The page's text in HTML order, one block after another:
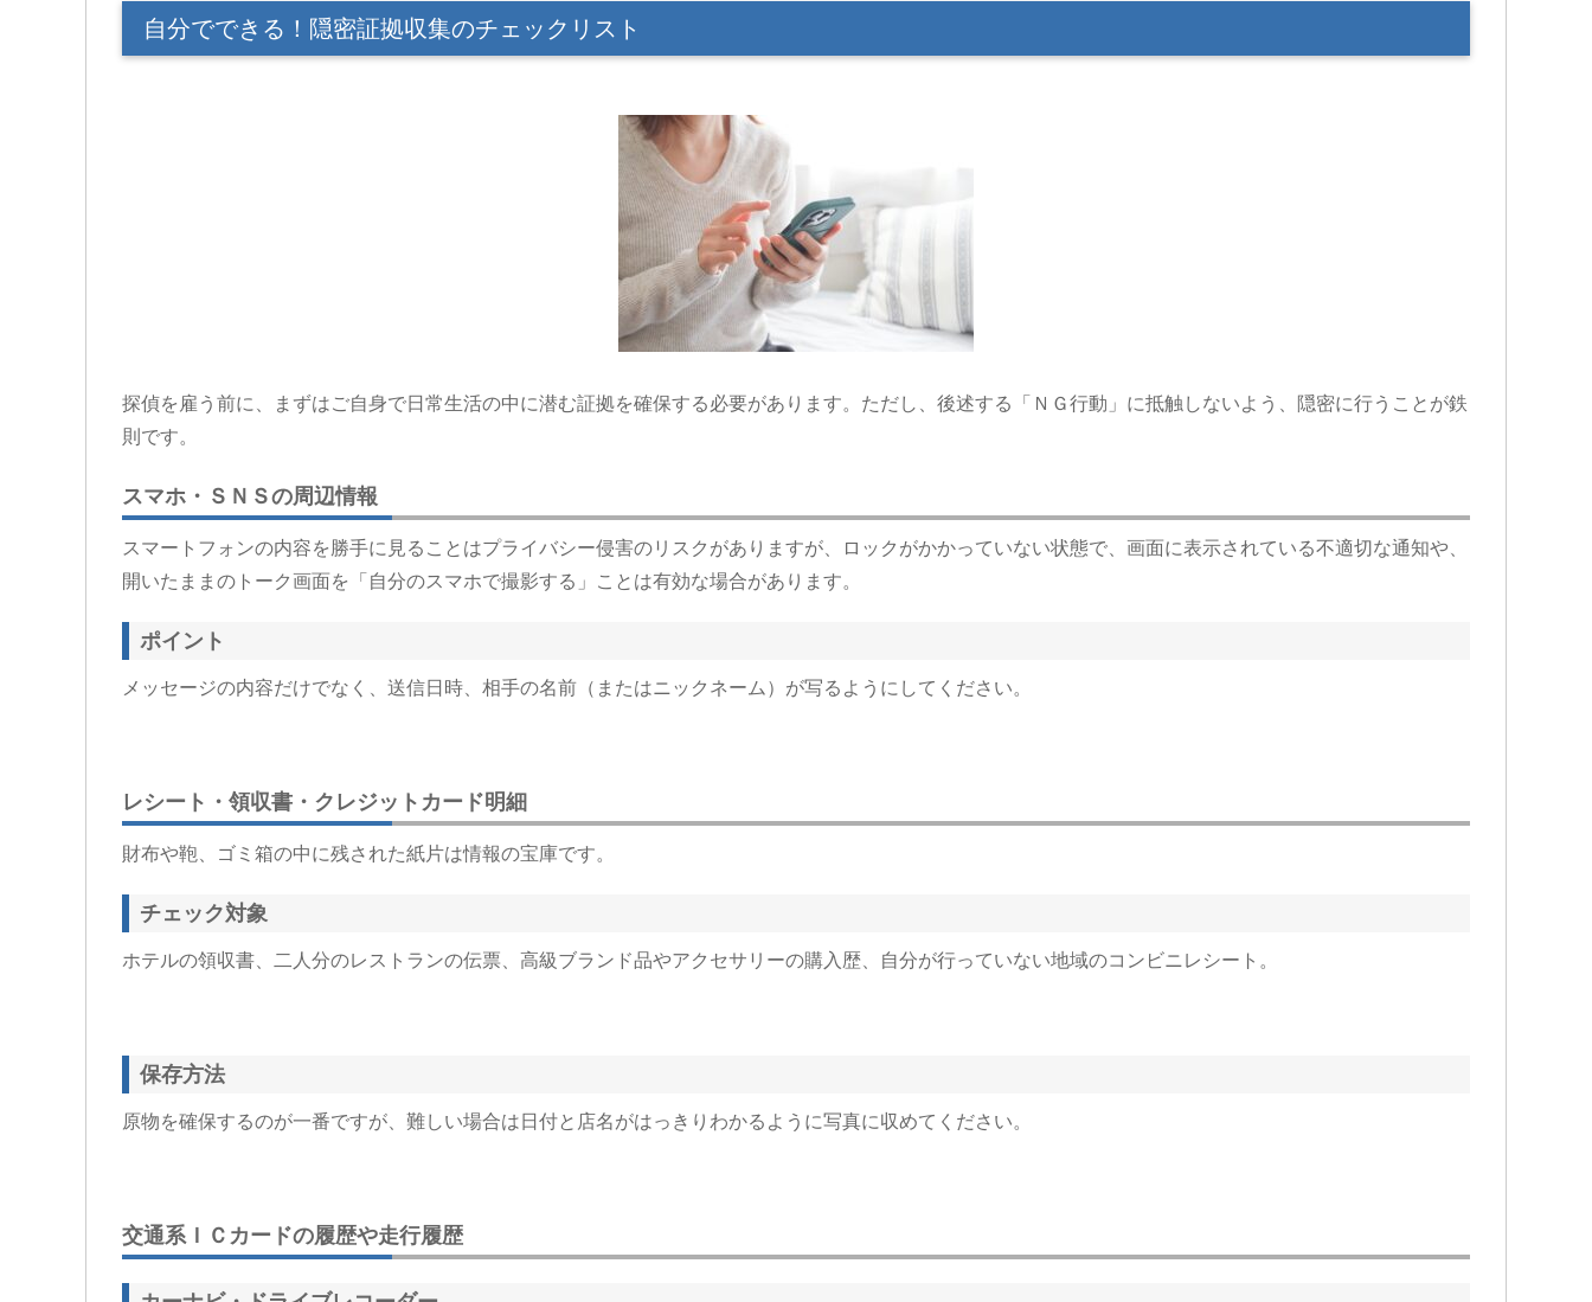
自分でできる！隠密証拠収集のチェックリスト
探偵を雇う前に、まずはご自身で日常生活の中に潜む証拠を確保する必要があります。ただし、後述する「ＮＧ行動」に抵触しないよう、隠密に行うことが鉄
則です。
スマホ・ＳＮＳの周辺情報
スマートフォンの内容を勝手に見ることはプライバシー侵害のリスクがありますが、ロックがかかっていない状態で、画面に表示されている不適切な通知や、
開いたままのトーク画面を「自分のスマホで撮影する」ことは有効な場合があります。
ポイント
メッセージの内容だけでなく、送信日時、相手の名前（またはニックネーム）が写るようにしてください。
レシート・領収書・クレジットカード明細
財布や鞄、ゴミ箱の中に残された紙片は情報の宝庫です。
チェック対象
ホテルの領収書、二人分のレストランの伝票、高級ブランド品やアクセサリーの購入歴、自分が行っていない地域のコンビニレシート。
保存方法
原物を確保するのが一番ですが、難しい場合は日付と店名がはっきりわかるように写真に収めてください。
交通系ＩＣカードの履歴や走行履歴